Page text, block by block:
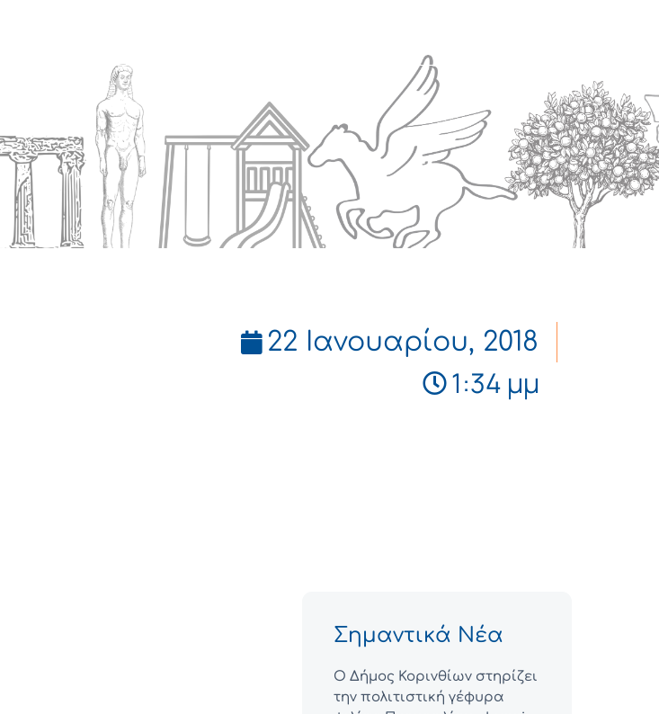
22 Ιανουαρίου, 2018
1:34 μμ
Σημαντικά Νέα
Ο Δήμος Κορινθίων στηρίζει
την πολιτιστική γέφυρα